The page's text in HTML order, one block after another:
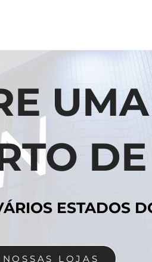
ESTADOS
LOJAS